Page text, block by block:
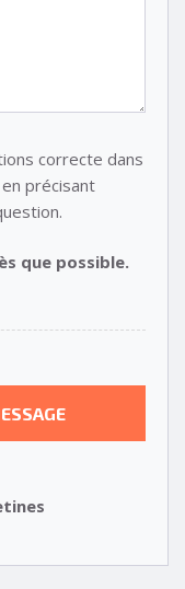
correcte dans
précisant
que possible.